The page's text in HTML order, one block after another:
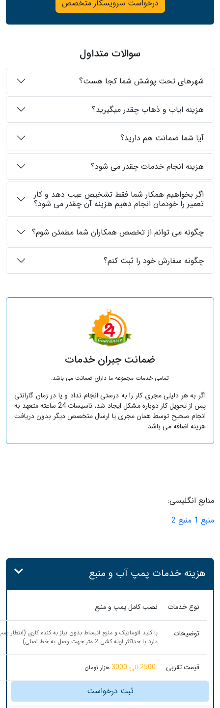
درخواست سرویسکار متخصص
سوالات متداول
شهرهای تحت پوشش شما کجا هست؟
هزینه ایاب و ذهاب چقدر میگیرید؟
آیا شما ضمانت هم دارید؟
هزینه انجام خدمات چقدر می شود؟
اگر بخواهیم همکار شما فقط تشخیص عیب دهد و کار
تعمیر را خودمان انجام دهیم هزینه آن چقدر می شود؟
چگونه می توانم از تخصص همکاران شما مطمئن شوم؟
چگونه سفارش خود را ثبت کنم؟
ضمانت جبران خدمات
تمامی خدمات مجموعه ما دارای ضمانت می باشد.
اگر به هر دلیلی مجری کار را به درستی انجام نداد و یا در زمان گارانتی
پس از تحویل کار دوباره مشکل ایجاد شد، تاسیسات 24 ساعته متعهد به
انجام صحیح توسط همان مجری یا ارسال متخصص دیگر بدون دریافت
هزینه اضافه می باشد.
منابع انگلیسی:
منبع 1
منبع 2
هزینه خدمات پمپ آب و منبع
نوع خدمات نصب کامل پمپ و منبع
توضیحات
با کلید اتوماتیک و منبع انبساط بدون نیاز به کنده کاری (انتظار پمپ
دارد یا حداکثر لوله کشی 2 متر جهت وصل به خط اصلی)
قیمت تقربی 2500 الی 3000 هزار تومان
ثبت درخواست